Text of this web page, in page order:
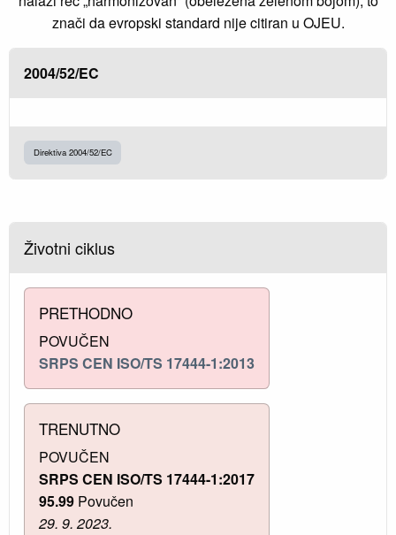
znači da evropski standard nije citiran u OJEU.
2004/52/EC
Direktiva 2004/52/EC
Životni ciklus
PRETHODNO
POVUČEN
SRPS CEN ISO/TS 17444-1:2013
TRENUTNO
POVUČEN
SRPS CEN ISO/TS 17444-1:2017
95.99 Povučen
29. 9. 2023.